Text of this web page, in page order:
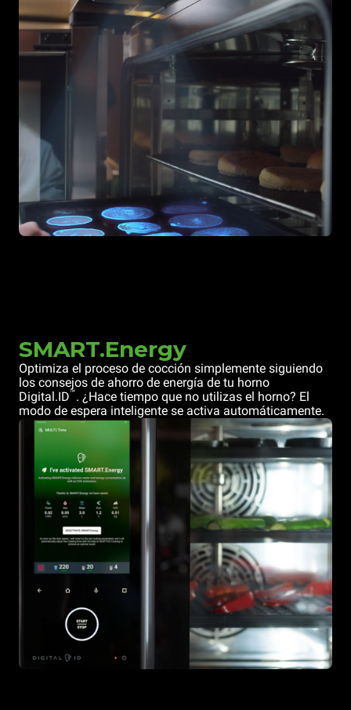
SMART.Energy
Optimiza el proceso de cocción simplemente siguiendo
los consejos de ahorro de energía de tu horno
Digital.ID™. ¿Hace tiempo que no utilizas el horno? El
modo de espera inteligente se activa automáticamente.